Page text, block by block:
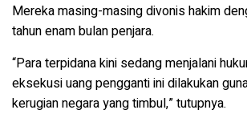
Mereka masing-masing divonis hakim
tahun enam bulan penjara.
“Para terpidana kini sedang menjalani
eksekusi uang pengganti ini dilakukan
kerugian negara yang timbul,” tutupnya.